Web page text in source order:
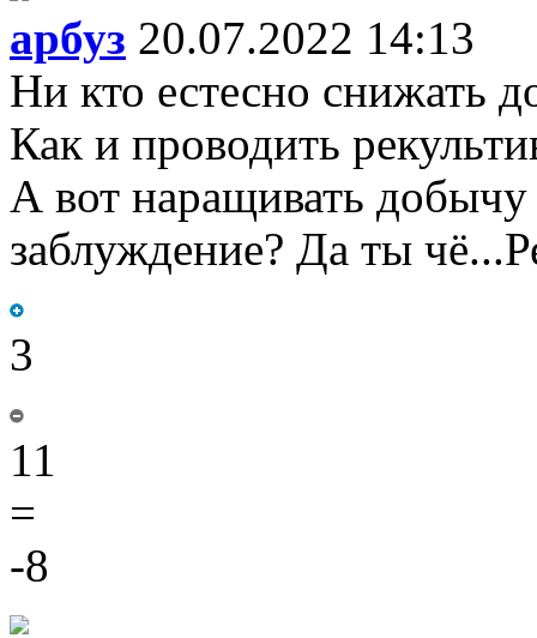
арбуз 20.07.2022 14:13
Ни кто естесно снижать
Как и проводить
А вот наращивать добычу
заблуждение? Да ты
3
11
=
-8